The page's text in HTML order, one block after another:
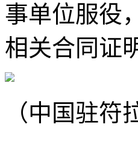
事单位服役
相关合同证
（中国驻